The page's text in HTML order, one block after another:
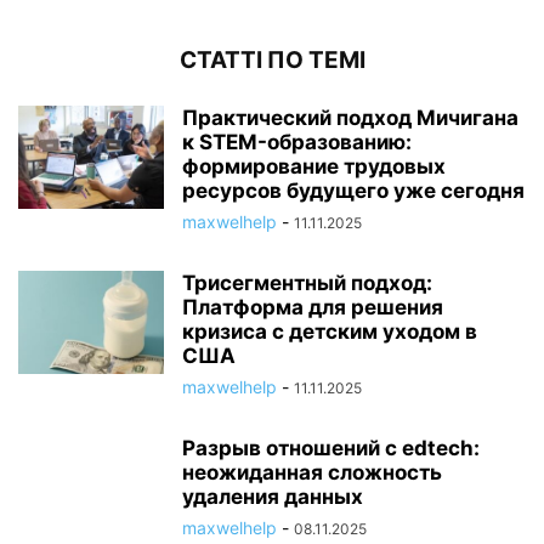
СТАТТІ ПО ТЕМІ
Практический подход Мичигана
к STEM-образованию:
формирование трудовых
ресурсов будущего уже сегодня
maxwelhelp - 11.11.2025
Трисегментный подход:
Платформа для решения
кризиса с детским уходом в
США
maxwelhelp - 11.11.2025
Разрыв отношений с edtech:
неожиданная сложность
удаления данных
maxwelhelp - 08.11.2025